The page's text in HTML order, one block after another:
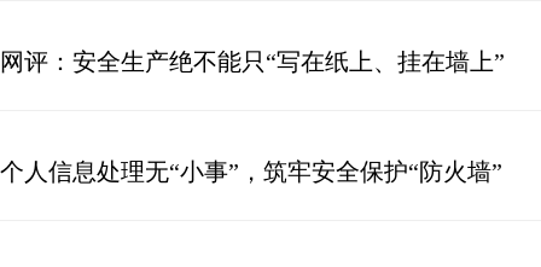
网评：安全生产绝不能只“写在纸上、挂在墙上”
个人信息处理无“小事”，筑牢安全保护“防火墙”